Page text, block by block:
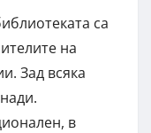
са
на
Зад всяка
в